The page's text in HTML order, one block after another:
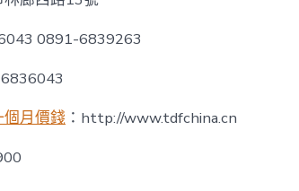
0891-6839263
個月價錢 ：http://www.tdfchina.cn